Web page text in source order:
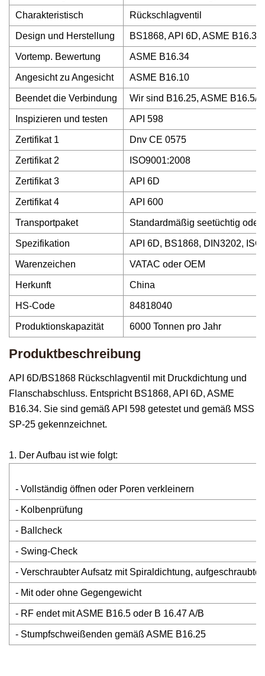
Charakteristisch Rückschlagventil
Design und Herstellung BS1868, API 6D, ASME B16.34
Vortemp. Bewertung ASME B16.34
Angesicht zu Angesicht ASME B16.10
Beendet die Verbindung Wir sind B16.25, ASME B16.5/
Inspizieren und testen API 598
Zertifikat 1 Dnv CE 0575
Zertifikat 2 ISO9001:2008
Zertifikat 3 API 6D
Zertifikat 4 API 600
Transportpaket Standardmäßig seetüchtig oder
Spezifikation API 6D, BS1868, DIN3202, ISO
Warenzeichen VATAC oder OEM
Herkunft China
HS-Code 84818040
Produktionskapazität 6000 Tonnen pro Jahr
Produktbeschreibung
API 6D/BS1868 Rückschlagventil mit Druckdichtung und
Flanschabschluss. Entspricht BS1868, API 6D, ASME
B16.34. Sie sind gemäß API 598 getestet und gemäß MSS
SP-25 gekennzeichnet.
1. Der Aufbau ist wie folgt:
- Vollständig öffnen oder Poren verkleinern
- Kolbenprüfung
- Ballcheck
- Swing-Check
- Verschraubter Aufsatz mit Spiraldichtung,
- Mit oder ohne Gegengewicht
- RF endet mit ASME B16.5 oder B 16.47 A/B
- Stumpfschweißenden gemäß ASME B16.25